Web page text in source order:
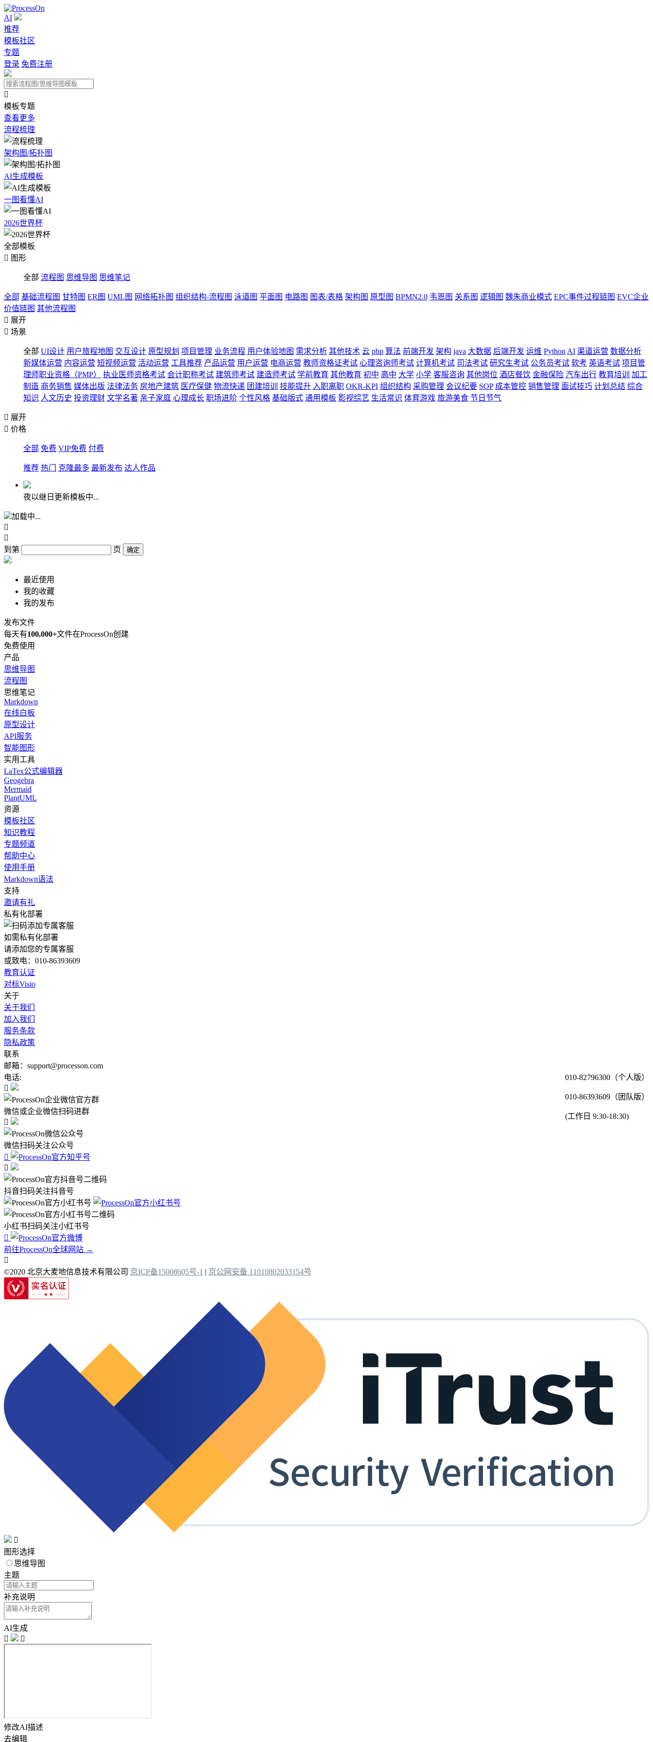
AI
推荐
模板社区
专题
登录 免费注册

模板专题
查看更多
流程梳理
架构图/拓扑图
AI生成模板
一图看懂AI
2026世界杯
全部模板
 图形
全部 流程图 思维导图 思维笔记
全部 基础流程图 甘特图 ER图 UML图 网络拓扑图 组织结构-流程图 泳道图 平面图 电路图 图表/表格 架构图 原型图 BPMN2.0 韦恩图 关系图 逻辑图 魏朱商业模式 EPC事件过程链图 EVC企业
价值链图 其他流程图
 展开
 场景
全部 UI设计 用户旅程地图 交互设计 原型规划 项目管理 业务流程 用户体验地图 需求分析 其他技术 云 php 算法 前端开发 架构 java 大数据 后端开发 运维 Python AI 渠道运营 数据分析
新媒体运营 内容运营 短视频运营 活动运营 工具推荐 产品运营 用户运营 电商运营 教师资格证考试 心理咨询师考试 计算机考试 司法考试 研究生考试 公务员考试 软考 英语考试 项目管
理师职业资格（PMP）
执业医师资格考试 会计职称考试 建筑师考试 建造师考试 学前教育 其他教育 初中 高中 大学 小学 客服咨询 其他岗位 酒店餐饮 金融保险 汽车出行 教育培训
加工
制造 商务销售 媒体出版 法律法务 房地产建筑 医疗保健 物流快递 团建培训 技能提升 入职离职 OKR-KPI 组织结构 采购管理 会议纪要 SOP 成本管控 销售管理 面试技巧 计划总结 综合
知识 人文历史 投资理财 文学名著 亲子家庭 心理成长 职场进阶 个性风格 基础版式 通用模板 影视综艺 生活常识 体育游戏 旅游美食 节日节气
 展开
 价格
全部 免费 VIP免费 付费
推荐 热门 克隆最多 最新发布 达人作品
夜以继日更新模板中...
加载中...


到第
页 确定
最近使用
我的收藏
我的发布
发布文件
每天有100,000+文件在ProcessOn创建
免费使用
产品
思维导图
流程图
思维笔记
Markdown
在线白板
原型设计
API服务
智能图形
实用工具
LaTex公式编辑器
Geogebra
Mermaid
PlantUML
资源
模板社区
知识教程
专题频道
帮助中心
使用手册
Markdown语法
支持
邀请有礼
私有化部署
如需私有化部署
请添加您的专属客服
或致电：010-86393609
教育认证
对标Visio
关于
关于我们
加入我们
服务条款
隐私政策
联系
邮箱：support@processon.com
电话:
010-82796300（个人版）
010-86393609（团队版）
(工作日 9:30-18:30)

微信或企业微信扫码进群

微信扫码关注公众号


抖音扫码关注抖音号
小红书扫码关注小红书号

前往ProcessOn全球网站 →

©2020 北京大麦地信息技术有限公司 京ICP备15008605号-1 | 京公网安备 11010802033154号

图形选择
思维导图
主题
补充说明
AI生成


修改AI描述
去编辑